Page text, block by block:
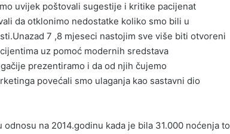
uvijek poštovali sugestije i kritike pacijenat
da otklonimo nedostatke koliko smo bili u
7 ,8 mjeseci nastojim sve više biti otvoreni
uz pomoć modernih sredstava
prezentiramo i da od njih čujemo
povećali smo ulaganja kao sastavni dio
na 2014.godinu kada je bila 31.000 noćenja to